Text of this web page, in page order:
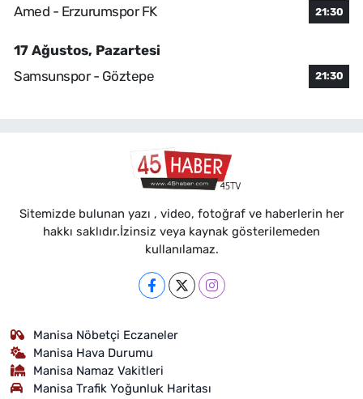
Amed - Erzurumspor FK 21:30
17 Ağustos, Pazartesi
Samsunspor - Göztepe
21:30
Sitemizde bulunan yazı , video, fotoğraf ve haberlerin her
hakkı saklıdır.İzinsiz veya kaynak gösterilemeden
kullanılamaz.
Manisa Nöbetçi Eczaneler
Manisa Hava Durumu
Manisa Namaz Vakitleri
Manisa Trafik Yoğunluk Haritası